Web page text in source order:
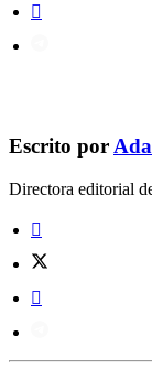
Escrito por
Directora editorial